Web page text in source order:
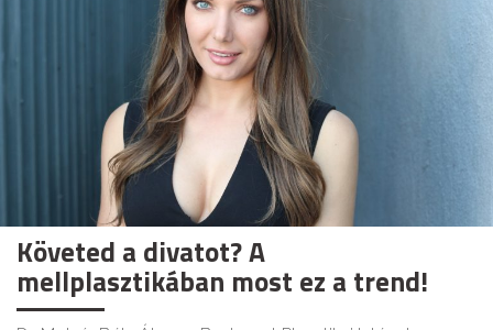
Követed a divatot? A
mellplasztikában most ez a trend!